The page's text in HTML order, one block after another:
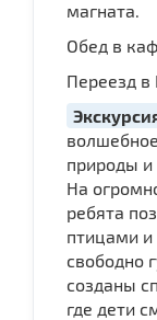
магната.
Обед в
Переезд в
природы
На
ребята
птицами
свободно
созданы
где дети